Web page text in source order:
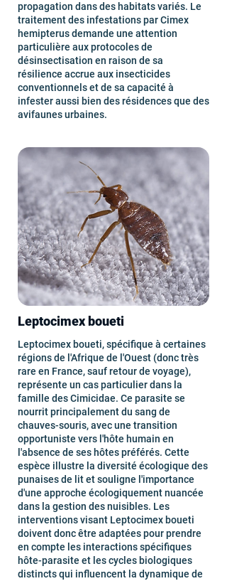
propagation dans des habitats variés. Le
traitement des infestations par Cimex
hemipterus demande une attention
particulière aux protocoles de
désinsectisation en raison de sa
résilience accrue aux insecticides
conventionnels et de sa capacité à
infester aussi bien des résidences que des
avifaunes urbaines.
Leptocimex boueti
Leptocimex boueti, spécifique à certaines
régions de l'Afrique de l'Ouest (donc très
rare en France, sauf retour de voyage),
représente un cas particulier dans la
famille des Cimicidae. Ce parasite se
nourrit principalement du sang de
chauves-souris, avec une transition
opportuniste vers l'hôte humain en
l'absence de ses hôtes préférés. Cette
espèce illustre la diversité écologique des
punaises de lit et souligne l'importance
d'une approche écologiquement nuancée
dans la gestion des nuisibles. Les
interventions visant Leptocimex boueti
doivent donc être adaptées pour prendre
en compte les interactions spécifiques
hôte-parasite et les cycles biologiques
distincts qui influencent la dynamique de